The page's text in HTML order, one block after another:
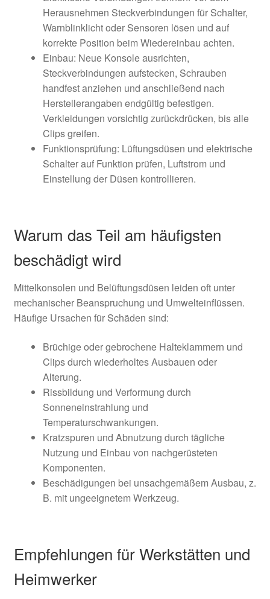
Herausnehmen Steckverbindungen für Schalter,
Warnblinklicht oder Sensoren lösen und auf
korrekte Position beim Wiedereinbau achten.
Einbau: Neue Konsole ausrichten,
Steckverbindungen aufstecken, Schrauben
handfest anziehen und anschließend nach
Herstellerangaben endgültig befestigen.
Verkleidungen vorsichtig zurückdrücken, bis alle
Clips greifen.
Funktionsprüfung: Lüftungsdüsen und elektrische
Schalter auf Funktion prüfen, Luftstrom und
Einstellung der Düsen kontrollieren.
Warum das Teil am häufigsten
beschädigt wird
Mittelkonsolen und Belüftungsdüsen leiden oft unter
mechanischer Beanspruchung und Umwelteinflüssen.
Häufige Ursachen für Schäden sind:
Brüchige oder gebrochene Halteklammern und
Clips durch wiederholtes Ausbauen oder
Alterung.
Rissbildung und Verformung durch
Sonneneinstrahlung und
Temperaturschwankungen.
Kratzspuren und Abnutzung durch tägliche
Nutzung und Einbau von nachgerüsteten
Komponenten.
Beschädigungen bei unsachgemäßem Ausbau, z.
B. mit ungeeignetem Werkzeug.
Empfehlungen für Werkstätten und
Heimwerker